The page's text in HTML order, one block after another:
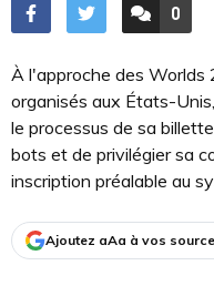
0
À l'approche des Worlds
organisés aux États-
le processus de sa
bots et de privilégier sa
inscription préalable au
Ajoutez aAa à vos